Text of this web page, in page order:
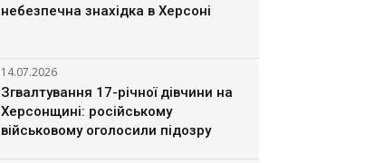
небезпечна знахідка в Херсоні
14.07.2026
Згвалтування 17-річної дівчини на
Херсонщині: російському
військовому оголосили підозру